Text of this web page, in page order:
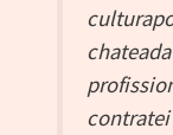
contratei